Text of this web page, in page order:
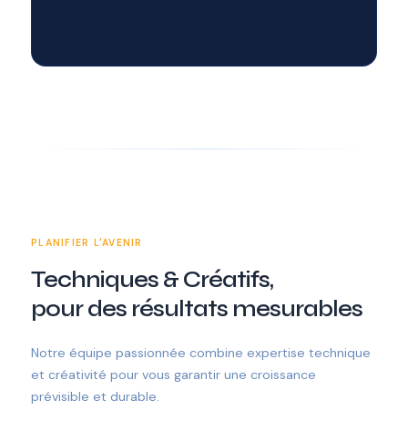
PLANIFIER L'AVENIR
Techniques & Créatifs,
pour des résultats mesurables
Notre équipe passionnée combine expertise technique
et créativité pour vous garantir une croissance
prévisible et durable.